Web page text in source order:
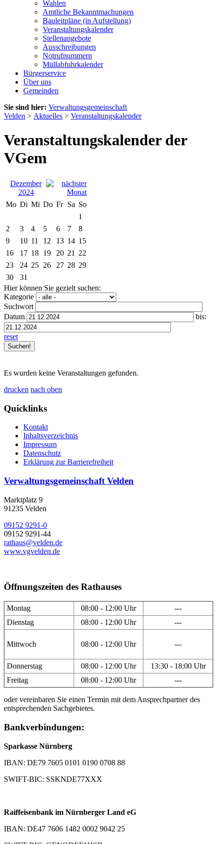
Wahlen
Amtliche Bekanntmachungen
Bauleitpläne (in Aufstellung)
Veranstaltungskalender
Stellenangebote
Ausschreibungen
Notrufnummern
Müllabfuhrkalender
Bürgerservice
Über uns
Gemeinden
Sie sind hier: Verwaltungsgemeinschaft
Velden > Aktuelles > Veranstaltungskalender
Veranstaltungskalender der
VGem
Dezember
2024
Mo Di Mi Do Fr Sa So
1
2
3 4 5 6 7
8
9
10 11 12 13 14 15
16
17 18 19 20 21
22
23
24 25 26 27 28 29
30
31
Hier können Sie gezielt suchen:
Kategorie
Suchwort
Datum
bis:
reset
Es wurden keine Veranstaltungen gefunden.
drucken nach oben
Quicklinks
Kontakt
Inhaltsverzeichnis
Impressum
Datenschutz
Erklärung zur Barrierefreiheit
Verwaltungsgemeinschaft Velden
Marktplatz 9
91235 Velden
09152 9291-0
09152 9291-44
rathaus@velden.de
www.vgvelden.de
Öffnungszeiten des Rathauses
Montag 08:00 - 12:00 Uhr
---
Dienstag
08:00 - 12:00 Uhr ---
Mittwoch 08:00 - 12:00 Uhr ---
Donnerstag 08:00 - 12:00 Uhr
13:30 - 18:00 Uhr
Freitag
08:00 - 12:00 Uhr ---
oder vereinbaren Sie einen Termin mit dem Ansprechpartner des
entsprechenden Sachgebietes.
Bankverbindungen:
Sparkasse Nürnberg
IBAN: DE79 7605 0101 0190 0708 88
SWIFT-BIC: SSKNDE77XXX
Raiffeisenbank im Nürnberger Land eG
IBAN: DE47 7606 1482 0002 9042 25